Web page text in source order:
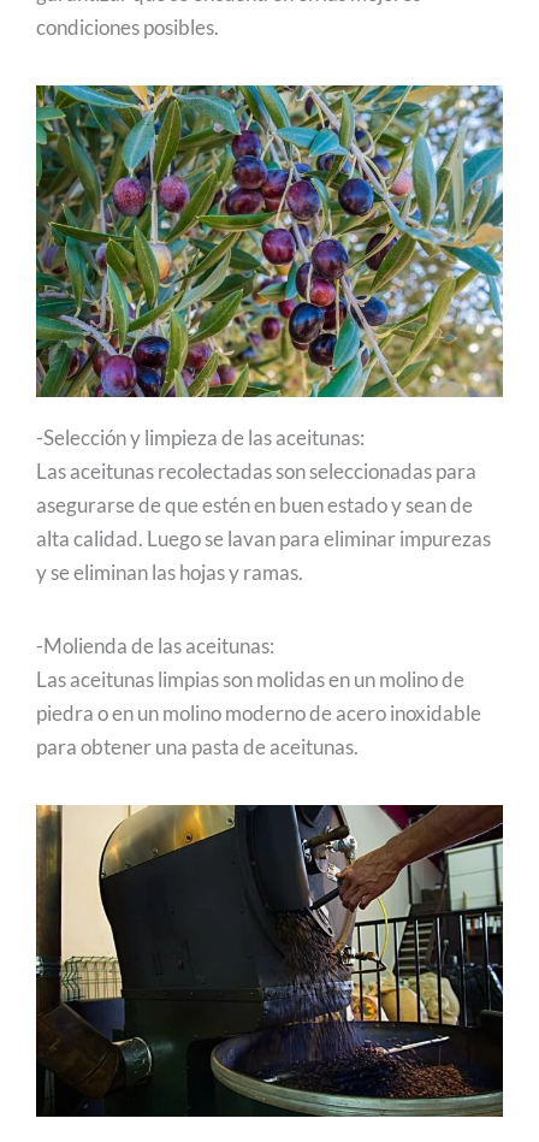
condiciones posibles.
-Selección y limpieza de las aceitunas:
Las aceitunas recolectadas son seleccionadas para
asegurarse de que estén en buen estado y sean de
alta calidad. Luego se lavan para eliminar impurezas
y se eliminan las hojas y ramas.
-Molienda de las aceitunas:
Las aceitunas limpias son molidas en un molino de
piedra o en un molino moderno de acero inoxidable
para obtener una pasta de aceitunas.